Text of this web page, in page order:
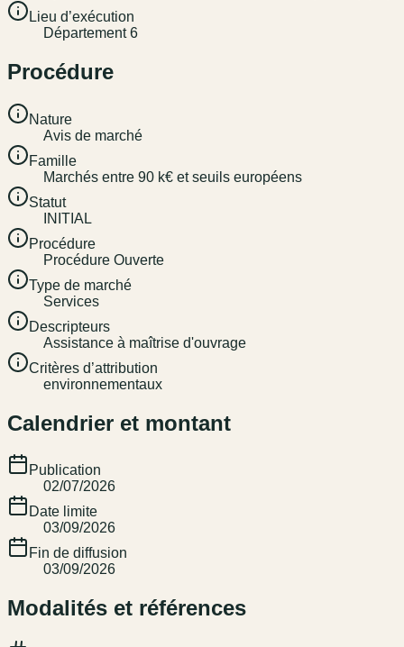
Lieu d’exécution
Département 6
Procédure
Nature
Avis de marché
Famille
Marchés entre 90 k€ et seuils européens
Statut
INITIAL
Procédure
Procédure Ouverte
Type de marché
Services
Descripteurs
Assistance à maîtrise d'ouvrage
Critères d’attribution
environnementaux
Calendrier et montant
Publication
02/07/2026
Date limite
03/09/2026
Fin de diffusion
03/09/2026
Modalités et références